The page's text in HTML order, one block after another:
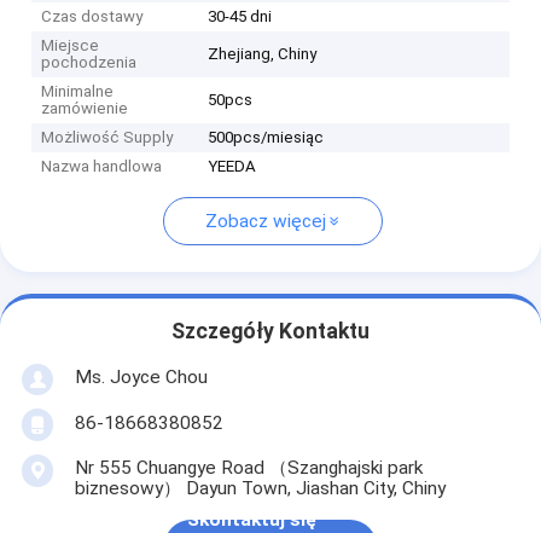
Czas dostawy
30-45 dni
Miejsce
pochodzenia
Zhejiang, Chiny
Minimalne
zamówienie
50pcs
Możliwość Supply
500pcs/miesiąc
Nazwa handlowa
YEEDA
Zobacz więcej
Szczegóły Kontaktu
Ms. Joyce Chou
86-18668380852
Nr 555 Chuangye Road （Szanghajski park
biznesowy） Dayun Town, Jiashan City, Chiny
Skontaktuj się